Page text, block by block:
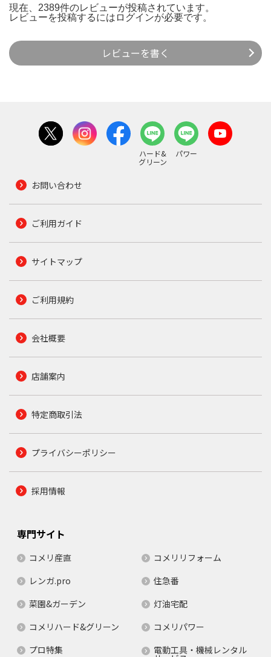
現在、2389件のレビューが投稿されています。
レビューを投稿するには ログインが必要です。
レビューを書く
ハード&
グリーン
パワー
お問い合わせ
ご利用ガイド
サイトマップ
ご利用規約
会社概要
店舗案内
特定商取引法
プライバシーポリシー
採用情報
専門サイト
コメリ産直
コメリリフォーム
レンガ.pro
住急番
菜園&ガーデン
灯油宅配
コメリハード&グリーン
コメリパワー
プロ特集
電動工具・機械レンタル